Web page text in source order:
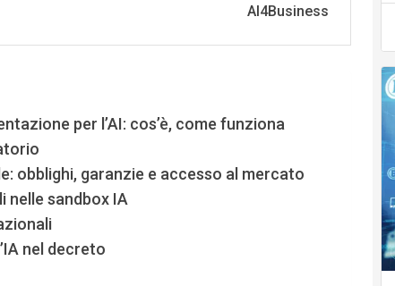
per l’AI: cos’è, come funziona
obblighi, garanzie e accesso al mercato
nelle sandbox IA
nel decreto